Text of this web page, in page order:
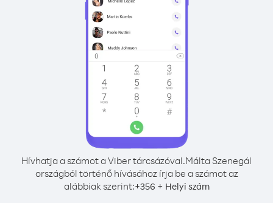
Hívhatja a számot a Viber tárcsázóval.Málta Szenegál
országból történő hívásához írja be a számot az
alábbiak szerint:+356 + Helyi szám